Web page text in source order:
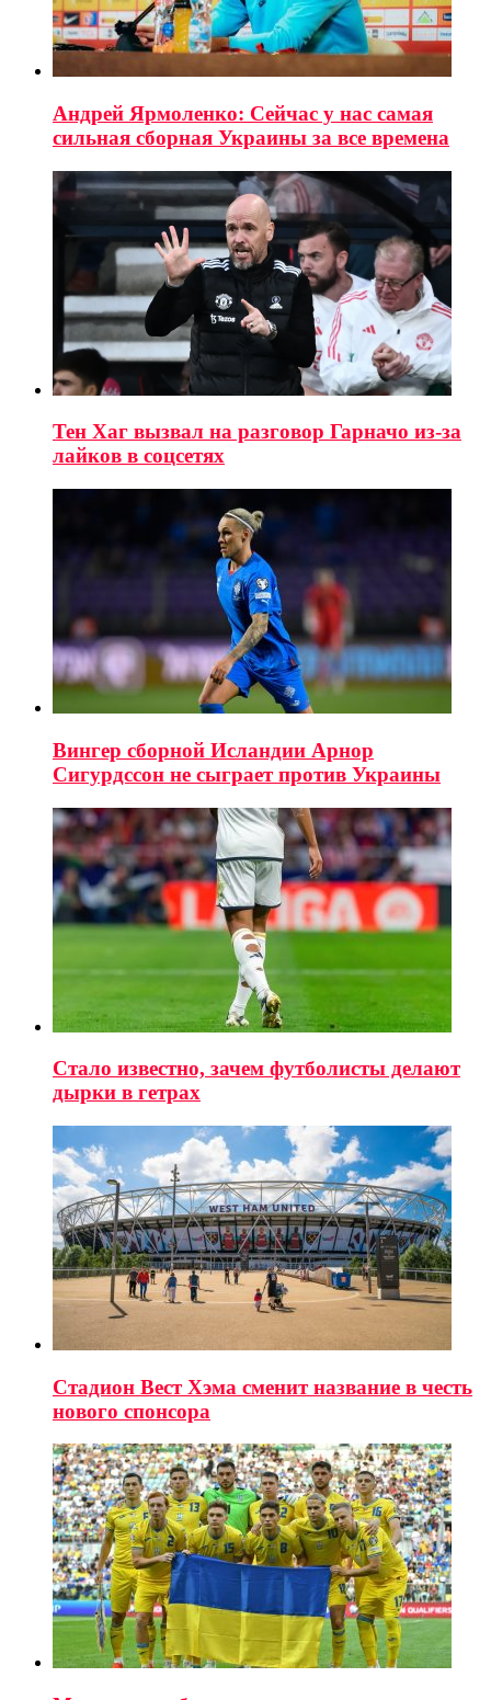
Андрей Ярмоленко: Сейчас у нас самая
сильная сборная Украины за все времена
Тен Хаг вызвал на разговор Гарначо из-за
лайков в соцсетях
Вингер сборной Исландии Арнор
Сигурдссон не сыграет против Украины
Стало известно, зачем футболисты делают
дырки в гетрах
Стадион Вест Хэма сменит название в честь
нового спонсора